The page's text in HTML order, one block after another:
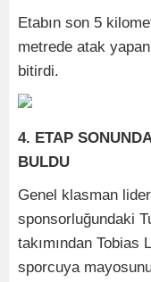
Etabın son 5
metrede atak
bitirdi.
4. ETAP
BULDU
Genel klasman
sponsorluğundaki
takımından Tobias
sporcuya